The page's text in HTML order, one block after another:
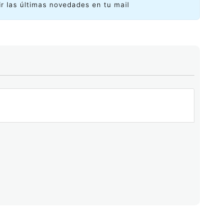
las últimas novedades en tu mail